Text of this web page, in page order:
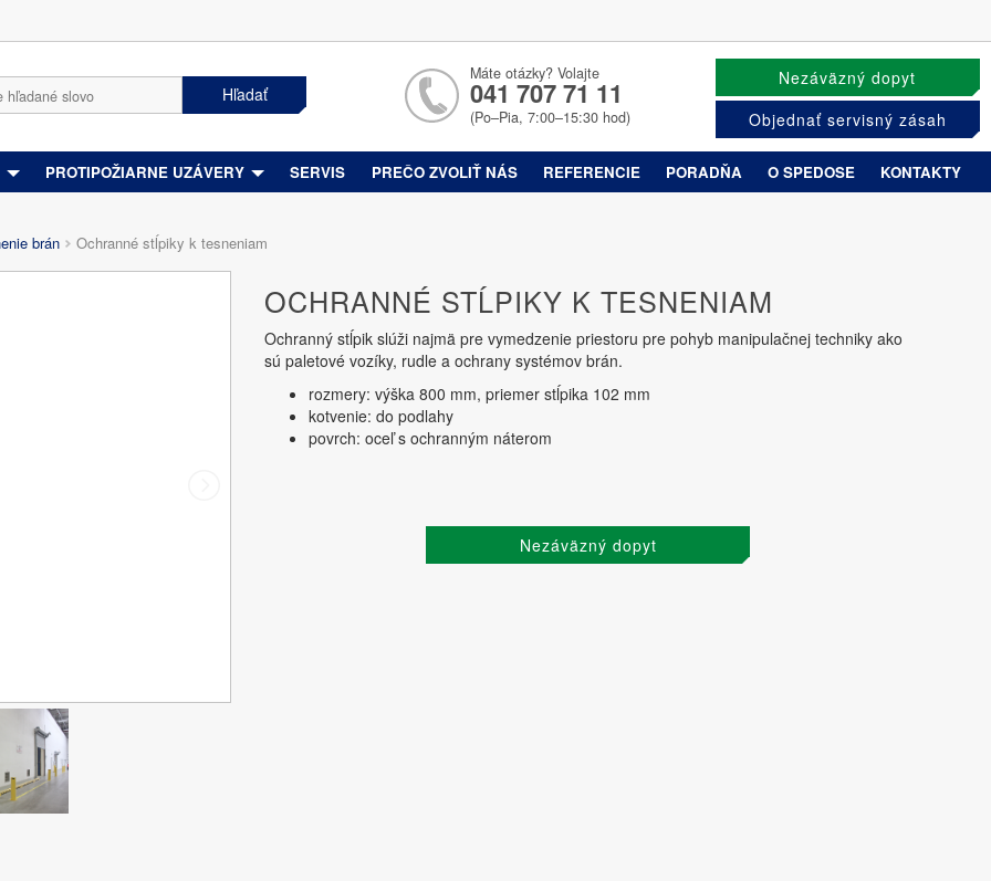
Hľadať
Máte otázky? Volajte
041 707 71 11
(Po–Pia, 7:00–15:30 hod)
Nezáväzný dopyt
Objednať servisný zásah
PROTIPOŽIARNE UZÁVERY SERVIS PREČO ZVOLIŤ NÁS REFERENCIE PORADŇA O SPEDOSE KONTAKTY
brán Ochranné stĺpiky k tesneniam
OCHRANNÉ STĹPIKY K TESNENIAM
Ochranný stĺpik slúži najmä pre vymedzenie priestoru pre pohyb manipulačnej techniky ako
sú paletové vozíky, rudle a ochrany systémov brán.
rozmery: výška 800 mm, priemer stĺpika 102 mm
kotvenie: do podlahy
povrch: oceľ s ochranným náterom
Nezáväzný dopyt